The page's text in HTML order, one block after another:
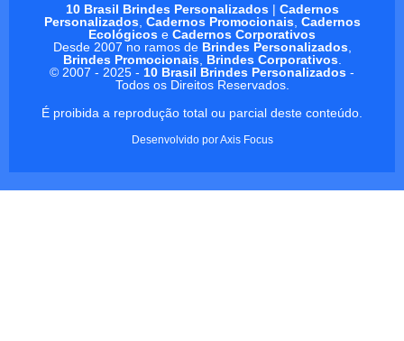
10 Brasil Brindes Personalizados| Cadernos
Personalizados, Cadernos Promocionais, Cadernos
Ecológicos e Cadernos Corporativos
Desde 2007 no ramos de Brindes Personalizados,
Brindes Promocionais, Brindes Corporativos.
© 2007 - 2025 - 10 Brasil Brindes Personalizados -
Todos os Direitos Reservados.
É proibida a reprodução total ou parcial deste conteúdo.
Desenvolvido porAxis Focus